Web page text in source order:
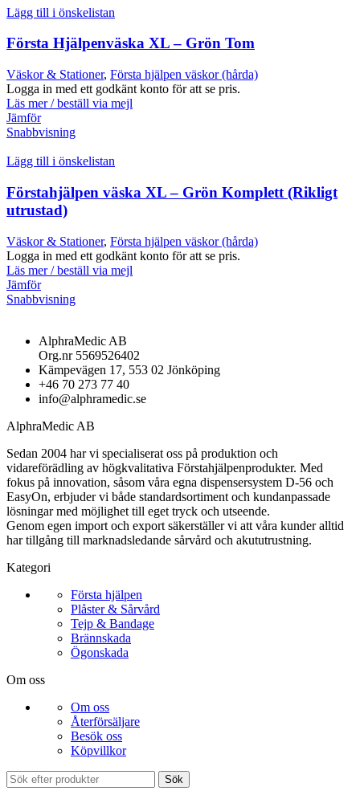
Lägg till i önskelistan
Första Hjälpenväska XL – Grön Tom
Väskor & Stationer, Första hjälpen väskor (hårda)
Logga in med ett godkänt konto för att se pris.
Läs mer / beställ via mejl
Jämför
Snabbvisning
Lägg till i önskelistan
Förstahjälpen väska XL – Grön Komplett (Rikligt
utrustad)
Väskor & Stationer, Första hjälpen väskor (hårda)
Logga in med ett godkänt konto för att se pris.
Läs mer / beställ via mejl
Jämför
Snabbvisning
AlphraMedic AB
Org.nr 5569526402
Kämpevägen 17, 553 02 Jönköping
+46 70 273 77 40
info@alphramedic.se
AlphraMedic AB
Sedan 2004 har vi specialiserat oss på produktion och
vidareförädling av högkvalitativa Förstahjälpenprodukter. Med
fokus på innovation, såsom våra egna dispensersystem D-56 och
EasyOn, erbjuder vi både standardsortiment och kundanpassade
lösningar med möjlighet till eget tryck och utseende.
Genom egen import och export säkerställer vi att våra kunder alltid
har tillgång till marknadsledande sårvård och akututrustning.
Kategori
Första hjälpen
Plåster & Sårvård
Tejp & Bandage
Brännskada
Ögonskada
Om oss
Om oss
Återförsäljare
Besök oss
Köpvillkor
Sök